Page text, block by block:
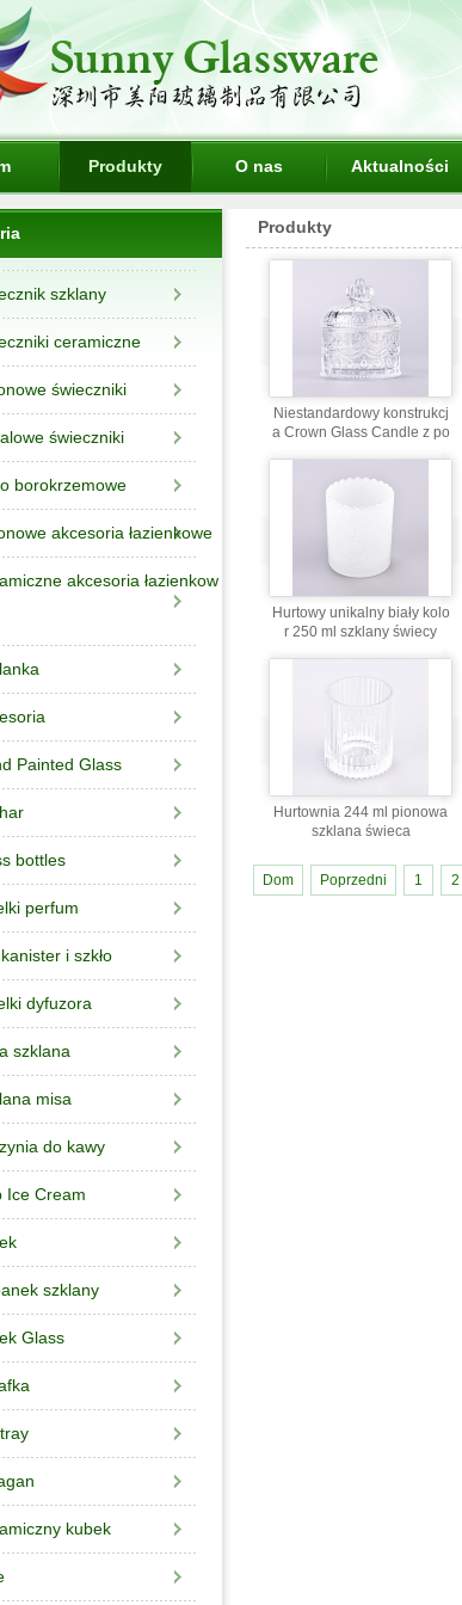
Produkty O nas Aktualności
szklany
ceramiczne
świeczniki
świeczniki
borokrzemowe
akcesoria łazienkowe
akcesoria łazienkow
Painted Glass
bottles
perfum
kanister i szkło
dyfuzora
szklana
misa
do kawy
Ice Cream
szklany
Glass
kubek
Produkty
Niestandardowy konstrukcj
a Crown Glass Candle z po
Hurtowy unikalny biały kolo
r 250 ml szklany świecy
Hurtownia 244 ml pionowa
szklana świeca
Dom
Poprzedni 1 2